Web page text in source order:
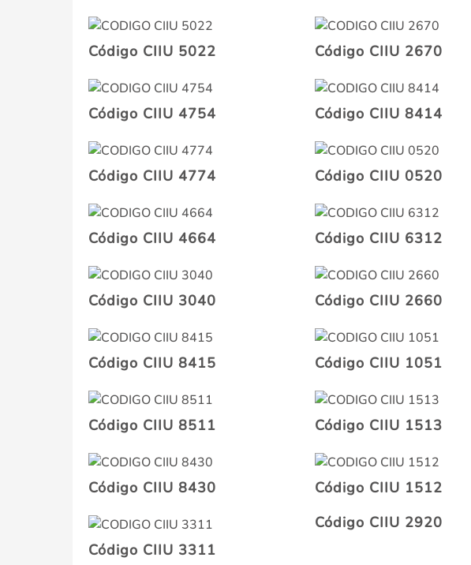
Código CIIU 5022 Código CIIU 2670
Código CIIU 4754 Código CIIU 8414
Código CIIU 4774 Código CIIU 0520
Código CIIU 4664 Código CIIU 6312
Código CIIU 3040 Código CIIU 2660
Código CIIU 8415 Código CIIU 1051
Código CIIU 8511 Código CIIU 1513
Código CIIU 8430 Código CIIU 1512
Código CIIU 3311
Código CIIU 2920